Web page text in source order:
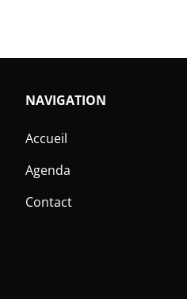
NAVIGATION
Accueil
Agenda
Contact